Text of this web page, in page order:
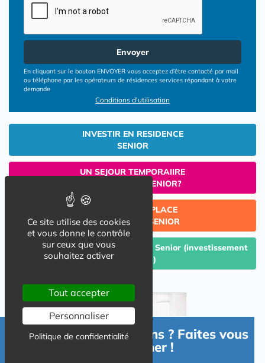
Envoyer
En cliquant sur le bouton ENVOYER vous acceptez d’être contacté par mail
ou téléphone par les opérateurs de résidences services répondant à votre
demande
Conditions d'utilisation
INVESTIR EN RESIDENCE
SENIOR
UN SEJOUR TEMPORAIIRE
EN RESIDENCE SENIOR?
TROUVER UNE PLACE
EN RESIDENCE SENIOR
Céder un lot acquis en Résidence Senior (investissement
Lmp/Lmnp)
Besoin d'informations ? Faites vous
accompagner !
Ce site utilise des cookies
et vous donne le contrôle
sur ceux que vous
souhaitez activer
Tout accepter
Personnaliser
Politique de confidentialité